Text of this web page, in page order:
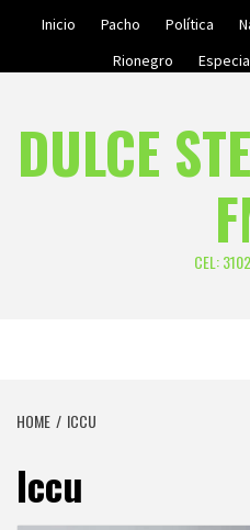
Inicio Pacho Política
Rionegro
DULCE
CEL:
HOME ICCU
Iccu